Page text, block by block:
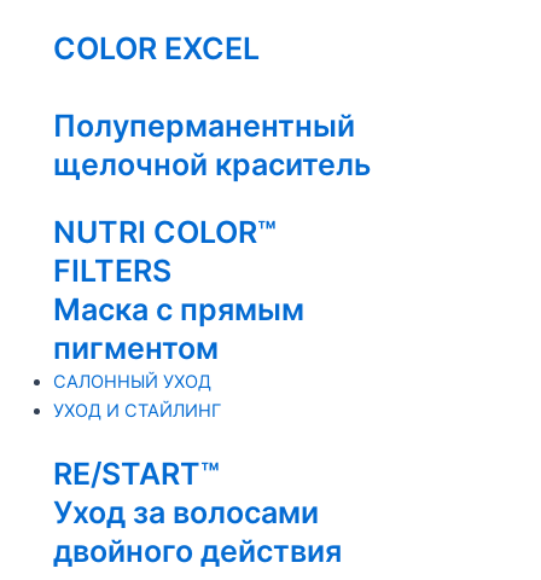
COLOR EXCEL
Полуперманентный
щелочной краситель
NUTRI COLOR™
FILTERS
Маска с прямым
пигментом
САЛОННЫЙ УХОД
УХОД И СТАЙЛИНГ
RE/START™
Уход за волосами
двойного действия